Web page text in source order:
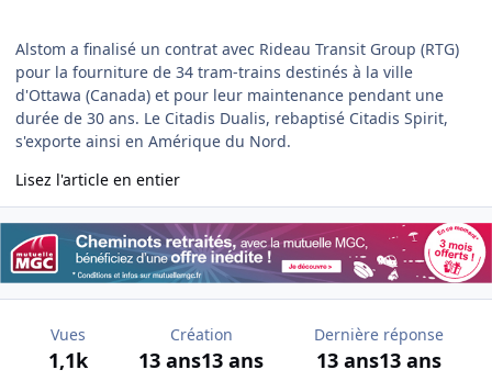
Alstom a finalisé un contrat avec Rideau Transit Group (RTG)
pour la fourniture de 34 tram-trains destinés à la ville
d'Ottawa (Canada) et pour leur maintenance pendant une
durée de 30 ans. Le Citadis Dualis, rebaptisé Citadis Spirit,
s'exporte ainsi en Amérique du Nord.
Lisez l'article en entier
Vues
1,1k
Création
13 ans13 ans
Dernière réponse
13 ans13 ans